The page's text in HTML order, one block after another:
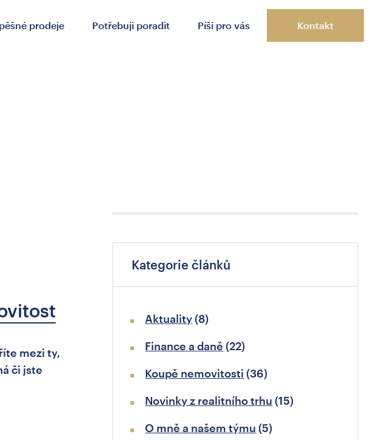
prodeje Potřebuji poradit Píši pro vás Kontakt
mezi ty,
či jste
Kategorie článků
Aktuality(8)
Finance a daně (22)
Koupě nemovitosti (36)
Novinky z realitního trhu (15)
O mně a našem týmu (5)